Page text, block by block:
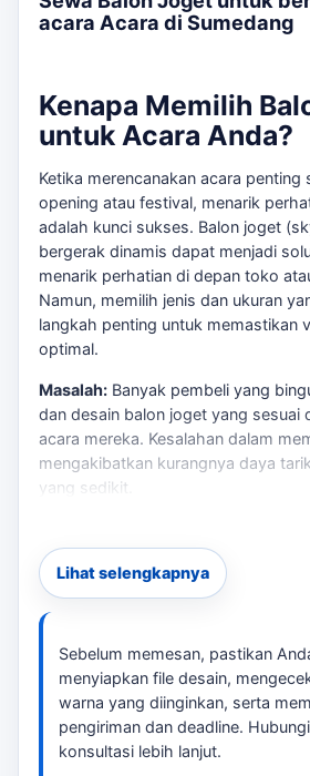
acara Acara di Sumedang
Kenapa Memilih
untuk Acara Anda?
Ketika merencanakan acara penting
opening atau festival, menarik
adalah kunci sukses. Balon joget
bergerak dinamis dapat menjadi
menarik perhatian di depan toko
Namun, memilih jenis dan ukuran
langkah penting untuk memastikan
optimal.
Masalah: Banyak pembeli yang
dan desain balon joget yang sesuai
acara mereka. Kesalahan dalam
mengakibatkan kurangnya daya
yang sedikit.
mengurangi efektivitas promosi
mengakibatkan biaya yang tidak
pembanding internal,balon sky
dipakai untuk melihat opsi layanan
kebutuhan.
Solusi: Dengan penawaran sewa
Sumedang, Anda dapat memilih dari
dan desain yang sesuai dengan
tersedia konsultasi untuk membantu
Lihat selengkapnya
Sebelum memesan, pastikan
menyiapkan file desain,
warna yang diinginkan, serta
pengiriman dan deadline.
konsultasi lebih lanjut.